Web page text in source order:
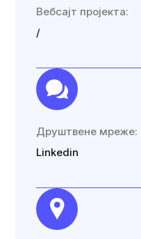
Вебсајт пројекта:
/
Друштвене мреже:
Linkedin